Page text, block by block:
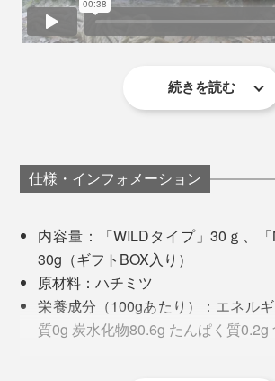
樹液から、大量に蜜を採取する能力が
働き者のミツバチがその一生で集める
＜プロポリス＞
天然の抗菌物質。唾液や蜜ロウ、樹液
に塗り、無菌状態をキープ。古代か
れ、防腐剤としても使われてきました。
物。コク深い複雑な味わいなのに、不
ぱりとした甘さで、カラダにす〜っと
これが、ジョージアのミツバチがせっ
採蜜家が苦労しながら収穫したものだ
がたみが増してさらにおいしく感じます
続きを読む
仕様・インフォメーション
内容量：「WILDタイプ」30ｇ、「
30g（ギフトBOX入り）
原材料：ハチミツ
栄養成分（100gあたり）：エネル
質0g 炭水化物80.6g たんぱく質0.2g